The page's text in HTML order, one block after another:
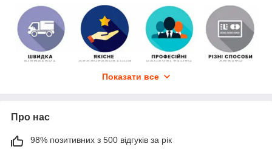
Показати все
Про нас
98% позитивних з 500 відгуків за рік